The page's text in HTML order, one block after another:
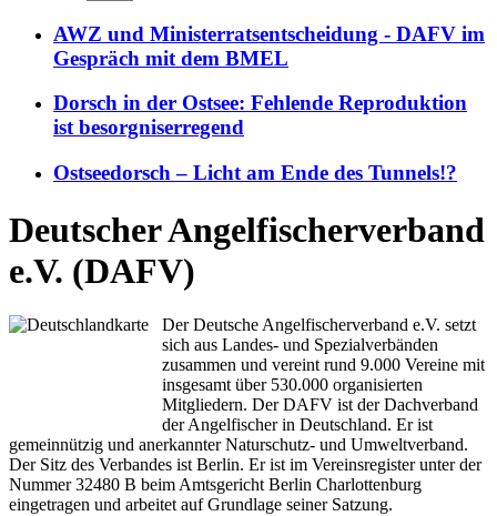
AWZ und Ministerratsentscheidung - DAFV im
Gespräch mit dem BMEL
Dorsch in der Ostsee: Fehlende Reproduktion
ist besorgniserregend
Ostseedorsch – Licht am Ende des Tunnels!?
Deutscher Angelfischerverband
e.V. (DAFV)
Der Deutsche Angelfischerverband e.V. setzt
sich aus Landes- und Spezialverbänden
zusammen und vereint rund 9.000 Vereine mit
insgesamt über 530.000 organisierten
Mitgliedern. Der DAFV ist der Dachverband
der Angelfischer in Deutschland. Er ist
gemeinnützig und anerkannter Naturschutz- und Umweltverband.
Der Sitz des Verbandes ist Berlin. Er ist im Vereinsregister unter der
Nummer 32480 B beim Amtsgericht Berlin Charlottenburg
eingetragen und arbeitet auf Grundlage seiner Satzung.